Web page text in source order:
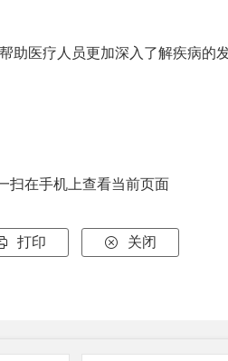
医疗人员更加深入了解疾病的
扫在手机上查看当前页面
打印  关闭